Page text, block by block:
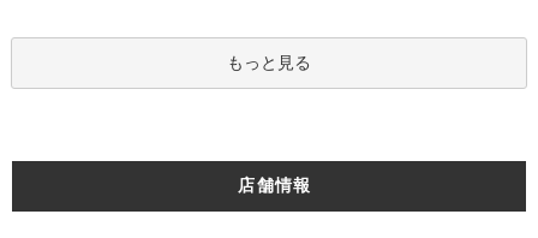
もっと見る
店舗情報